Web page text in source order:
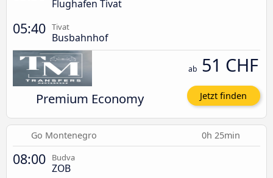
Flughafen Tivat
05:40 Tivat
Busbahnhof
Premium Economy
ab 51 CHF
Jetzt finden
Go Montenegro 0h 25min
08:00 Budva
ZOB